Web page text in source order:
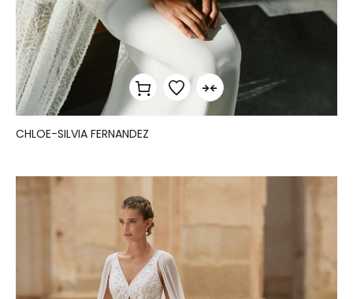
CHLOE-SILVIA FERNANDEZ